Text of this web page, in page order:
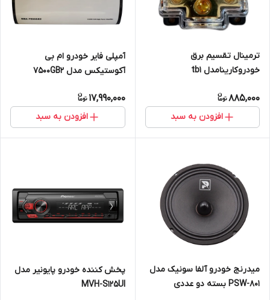
ترمینال تقسیم برق
خودرو کارینامدل tb1
885,000
افزودن به سبد
آمپلی فایر خودرو ام بی
آکوستیکس مدل 7500GB2
17,990,000
افزودن به سبد
میدرنج خودرو آلفا سونیک مدل
PSW-801 بسته دو عددی
پخش کننده خودرو پایونیر مدل
MVH-S125UI